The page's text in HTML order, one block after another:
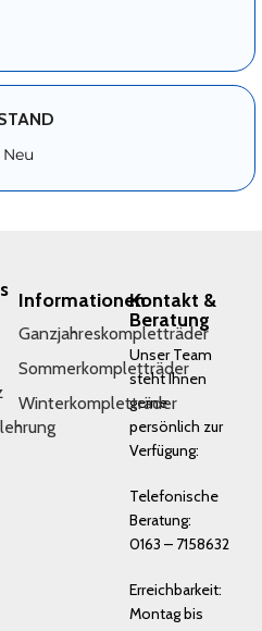
Neu
Informationen
Ganzjahreskompletträder
Sommerkompletträder
Winterkompletträder
Kontakt &
Beratung
Unser Team
steht Ihnen
gerne
persönlich zur
Verfügung:
Telefonische
Beratung:
0163 – 7158632
Erreichbarkeit:
Montag bis